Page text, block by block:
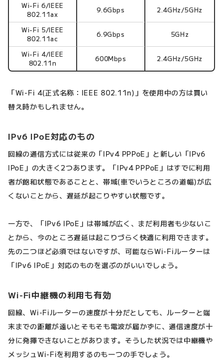
Wi-Fi 6/IEEE
802.11ax
9.6Gbps 2.4GHz/5GHz
Wi-Fi 5/IEEE
802.11ac
6.9Gbps 5GHz
Wi-Fi 4/IEEE
802.11n
600Mbps 2.4GHz/5GHz
「Wi-Fi 4(正式名称：IEEE 802.11n)」を使用中の方は買い
替え時かもしれません。
IPv6 IPoE対応のもの
回線の通信方式には従来の「IPv4 PPPoE」と新しい「IPv6
IPoE」の大きく2つあります。「IPv4 PPPoE」はすでに利用
者が飽和状態であることと、帯域(車でいうところの道幅)が広
くないことから、遅延が起こりやすい状態です。
一方で、「IPv6 IPoE」は帯域が広く、まだ利用者も少ないこ
とから、今のところ遅延は起こりづらく快適に利用できます。
先の二つほど必須ではないですが、可能ならWi-Fiルーターは
「IPv6 IPoE」対応のものを選ぶのがいいでしょう。
Wi-Fi中継機の利用も有効
回線、Wi-Fiルーターの速度が十分だとしても、ルーターと端
末までの距離が遠いとそもそも電波が届かずに、通信速度が十
分に発揮できないことがあります。そうした状況では中継機や
メッシュWi-Fiを利用するのも一つの手でしょう。